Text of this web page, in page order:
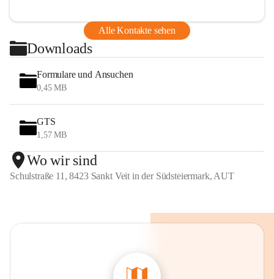
Alle Kontakte sehen
Downloads
Formulare und Ansuchen
0,45 MB
GTS
1,57 MB
Wo wir sind
Schulstraße 11, 8423 Sankt Veit in der Südsteiermark, AUT